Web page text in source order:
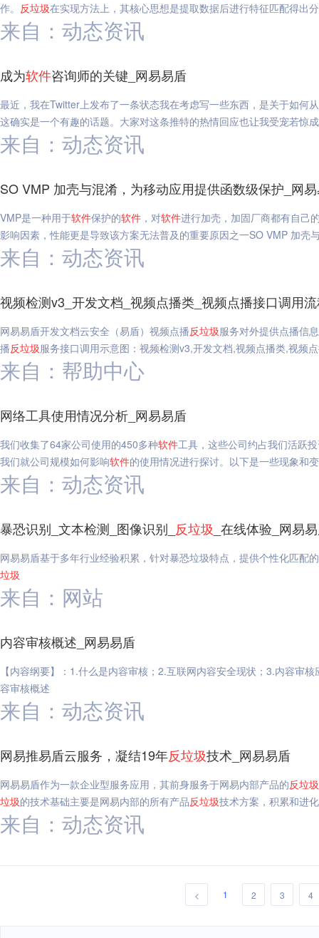
作。 反垃圾在实现方法上，其核心思想是提取数据后进行特征匹配得出
来自：动态资讯
成为软件咨询师的关键_网易易盾
最近，我在Twitter上发布了一条状态我在考虑写一些东西，是关于如何
这确实是一个有趣的话题。大家对这条推特的热情回应也让我受宠若惊
来自：动态资讯
SO VMP 加壳与混淆，为移动应用提供函数级保护_网
VMP是一种用于软件保护的软件 ，对软件进行加壳，加固厂商都有自己
影响因素，性能更是导致该方案无法普及的重要原因之一SO VMP 加壳
来自：动态资讯
视频检测v3_开发文档_视频点播类_视频点播接口调用
网易易盾开发文档云安全（易盾）视频点播反垃圾服务对外提供点播信
播反垃圾服务接口调用示意图：视频检测v3,开发文档,视频点播类,视频
来自：帮助中心
网络工具使用情况分析_网易易盾
我们收集了64家公司使用的450多种软件工具，这些公司约占我们活跃
我们就公司规模如何影响软件的使用情况进行探讨。以下是一些现象和
来自：动态资讯
暴恐识别_文本检测_图像识别_ 反垃圾 _在线体验_网易
网易易盾基于多年行业经验积累，针对暴恐垃圾特点，提供个性化匹配
垃圾
来自：网站
内容审核概述_网易易盾
【内容纲要】：1.什么是内容审核；2.互联网内容安全现状；3.内容审
容审核概述
来自：动态资讯
网易推易盾云服务，凝结19年反垃圾技术_网易易盾
网易易盾作为一款企业型服务应用，其前身服务于网易内部产品的反垃圾
垃圾的技术基础主要是网易内部的所有产品反垃圾技术方案，积累和进
来自：动态资讯
< 1 2 3 4